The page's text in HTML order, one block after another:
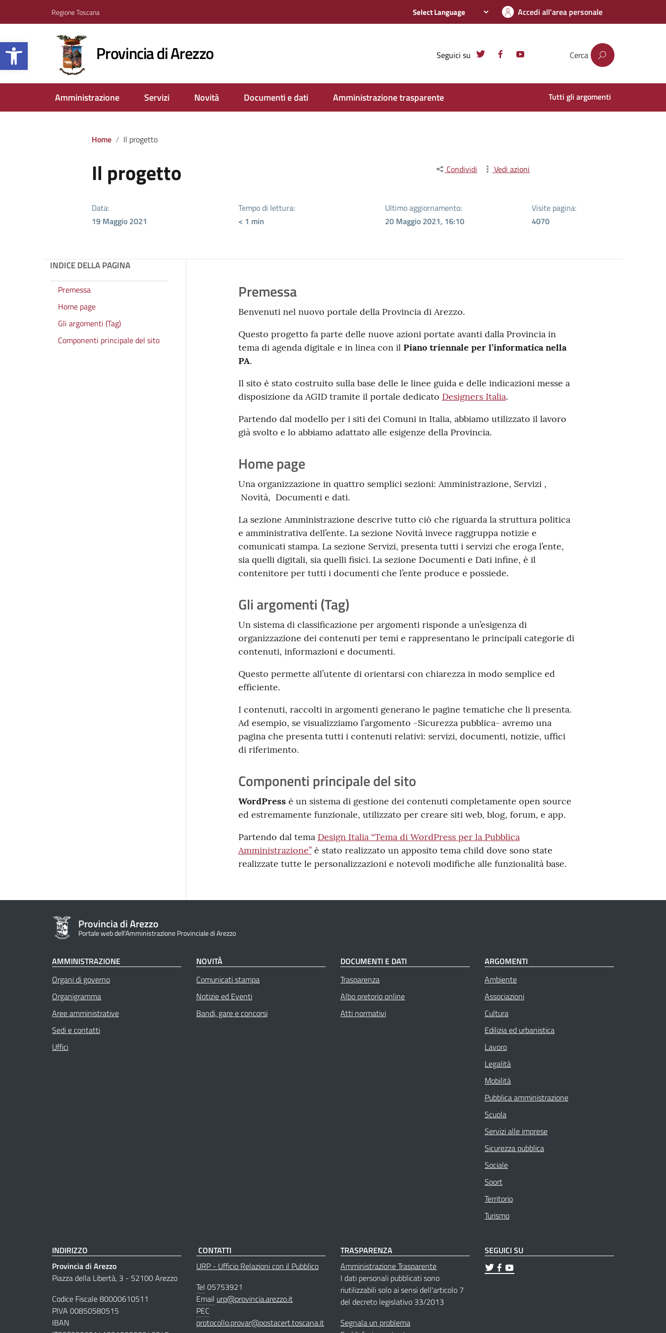
Apri la barra degli strumenti
Regione Toscana Accedi all'area personale
Provincia di Arezzo Seguici su Cerca
Amministrazione Servizi Novità Documenti e dati Amministrazione trasparente Tutti gli argomenti
Home Il progetto
Il progetto Condividi Vedi azioni
Data:
19 Maggio 2021
Tempo di lettura:
< 1 min
Ultimo aggiornamento:
20 Maggio 2021, 16:10
Visite pagina:
4070
INDICE DELLA PAGINA
Premessa
Home page
Gli argomenti (Tag)
Componenti principale del sito
Premessa
Benvenuti nel nuovo portale della Provincia di Arezzo.
Questo progetto fa parte delle nuove azioni portate avanti dalla Provincia in
tema di agenda digitale e in linea con il Piano triennale per l’informatica nella
PA.
Il sito è stato costruito sulla base delle le linee guida e delle indicazioni messe a
disposizione da AGID tramite il portale dedicato Designers Italia.
Partendo dal modello per i siti dei Comuni in Italia, abbiamo utilizzato il lavoro
già svolto e lo abbiamo adattato alle esigenze della Provincia.
Home page
Una organizzazione in quattro semplici sezioni: Amministrazione, Servizi ,
Novità, Documenti e dati.
La sezione Amministrazione descrive tutto ciò che riguarda la struttura politica
e amministrativa dell’ente. La sezione Novità invece raggruppa notizie e
comunicati stampa. La sezione Servizi, presenta tutti i servizi che eroga l’ente,
sia quelli digitali, sia quelli fisici. La sezione Documenti e Dati infine, è il
contenitore per tutti i documenti che l’ente produce e possiede.
Gli argomenti (Tag)
Un sistema di classificazione per argomenti risponde a un’esigenza di
organizzazione dei contenuti per temi e rappresentano le principali categorie di
contenuti, informazioni e documenti.
Questo permette all’utente di orientarsi con chiarezza in modo semplice ed
efficiente.
I contenuti, raccolti in argomenti generano le pagine tematiche che li presenta.
Ad esempio, se visualizziamo l’argomento -Sicurezza pubblica- avremo una
pagina che presenta tutti i contenuti relativi: servizi, documenti, notizie, uffici
di riferimento.
Componenti principale del sito
WordPress è un sistema di gestione dei contenuti completamente open source
ed estremamente funzionale, utilizzato per creare siti web, blog, forum, e app.
Partendo dal tema Design Italia “Tema di WordPress per la Pubblica
Amministrazione”è stato realizzato un apposito tema child dove sono state
realizzate tutte le personalizzazioni e notevoli modifiche alle funzionalità base.
Provincia di Arezzo
Portale web dell'Amministrazione Provinciale di Arezzo
AMMINISTRAZIONE
Organi di governo
Organigramma
Aree amministrative
Sedi e contatti
Uffici
NOVITÀ
Comunicati stampa
Notizie ed Eventi
Bandi, gare e concorsi
DOCUMENTI E DATI
Trasparenza
Albo pretorio online
Atti normativi
ARGOMENTI
Ambiente
Associazioni
Cultura
Edilizia ed urbanistica
Lavoro
Legalità
Mobilità
Pubblica amministrazione
Scuola
Servizi alle imprese
Sicurezza pubblica
Sociale
Sport
Territorio
Turismo
INDIRIZZO
Provincia di Arezzo
Piazza della Libertà, 3 - 52100 Arezzo
Codice Fiscale 80000610511
PIVA 00850580515
IBAN
CONTATTI
URP - Ufficio Relazioni con il Pubblico
Tel 05753921
Email urp@provincia.arezzo.it
PEC
protocollo.provar@postacert.toscana.it
TRASPARENZA
Amministrazione Trasparente
I dati personali pubblicati sono
riutilizzabili solo ai sensi dell'articolo 7
del decreto legislativo 33/2013
Segnala un problema
SEGUICI SU